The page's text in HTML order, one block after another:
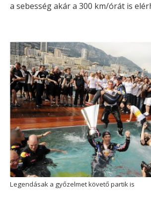
a sebesség akár a 300 km/órát is
Legendásak a győzelmet követő partik is